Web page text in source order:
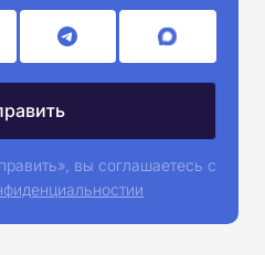
вы соглашаетесь с